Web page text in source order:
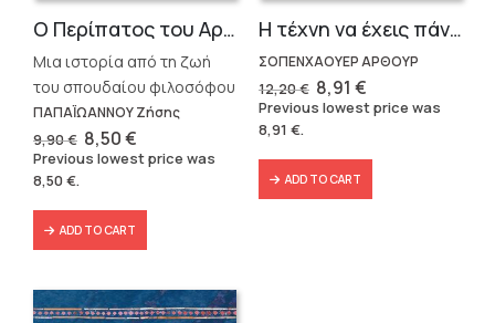
Ο Περίπατος του Αριστοτέλη
Μια ιστορία από τη ζωή
του σπουδαίου φιλοσόφου
ΠΑΠΑΪΩΑΝΝΟΥ Ζήσης
9,90€ Original
price
was:
8,50€Current
price
is:
Previous lowest price was
8,50€.
ADD TO CART
Η τέχνη να έχεις πάντα δίκαιο
ΣΟΠΕΝΧΑΟΥΕΡ ΑΡΘΟΥΡ
12,20€ Original
price
was:
8,91 €Current
price
is:
Previous lowest price was
8,91 €.
ADD TO CART